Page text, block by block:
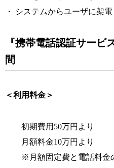
・ システムからユーザに架
『携帯電話認証サービ
間
＜利用料金＞
初期費用50万円より
月額料金10万円より
※月額固定費と電話料金の